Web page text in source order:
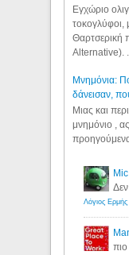
Εγχώριο
τοκογλύφοι,
Θαρτσερική
Alternative). ...
Μνημόνια:
δάνεισαν,
Μιας και
μνημόνιο ,